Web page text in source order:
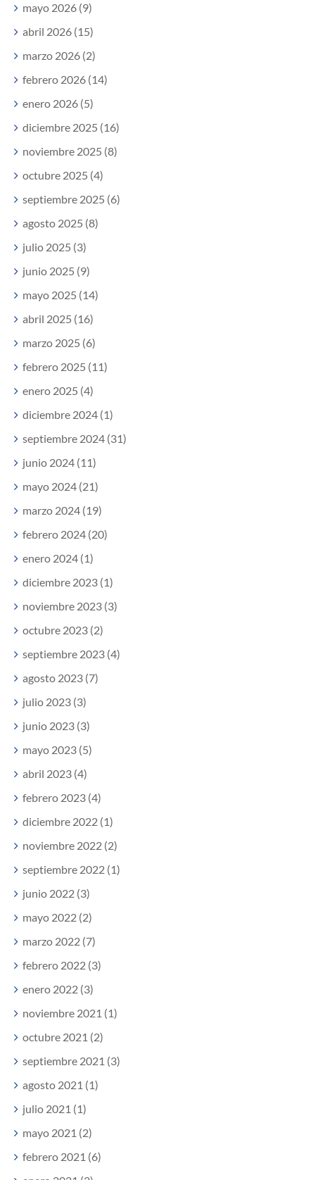
mayo 2026 (9)
abril 2026 (15)
marzo 2026 (2)
febrero 2026 (14)
enero 2026 (5)
diciembre 2025 (16)
noviembre 2025 (8)
octubre 2025 (4)
septiembre 2025 (6)
agosto 2025 (8)
julio 2025 (3)
junio 2025 (9)
mayo 2025 (14)
abril 2025 (16)
marzo 2025 (6)
febrero 2025 (11)
enero 2025 (4)
diciembre 2024 (1)
septiembre 2024 (31)
junio 2024 (11)
mayo 2024 (21)
marzo 2024 (19)
febrero 2024 (20)
enero 2024 (1)
diciembre 2023 (1)
noviembre 2023 (3)
octubre 2023 (2)
septiembre 2023 (4)
agosto 2023 (7)
julio 2023 (3)
junio 2023 (3)
mayo 2023 (5)
abril 2023 (4)
febrero 2023 (4)
diciembre 2022 (1)
noviembre 2022 (2)
septiembre 2022 (1)
junio 2022 (3)
mayo 2022 (2)
marzo 2022 (7)
febrero 2022 (3)
enero 2022 (3)
noviembre 2021 (1)
octubre 2021 (2)
septiembre 2021 (3)
agosto 2021 (1)
julio 2021 (1)
mayo 2021 (2)
febrero 2021 (6)